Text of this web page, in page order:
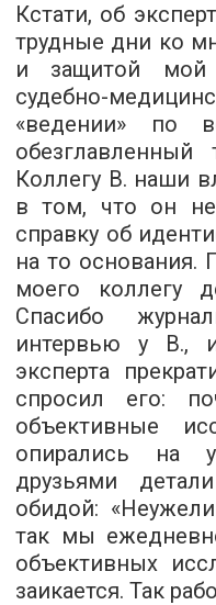
Кстати, об
трудные дни ко
и защитой мой
судебно-
«ведении» по
обезглавленный
Коллегу В. наши
в том, что он
справку об
на то основания.
моего коллегу
Спасибо
интервью у В.,
эксперта
спросил его:
объективные
опирались на
друзьями
обидой:
так мы
объективных
заикается. Так